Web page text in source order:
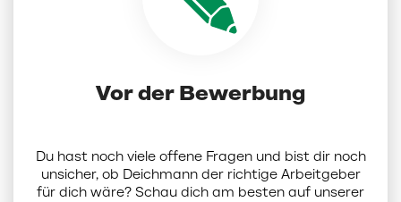
Vor der Bewerbung
Du hast noch viele offene Fragen und bist dir noch
unsicher, ob Deichmann der richtige Arbeitgeber
für dich wäre? Schau dich am besten auf unserer